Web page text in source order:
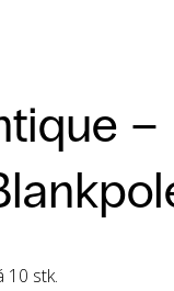
–
10 stk.